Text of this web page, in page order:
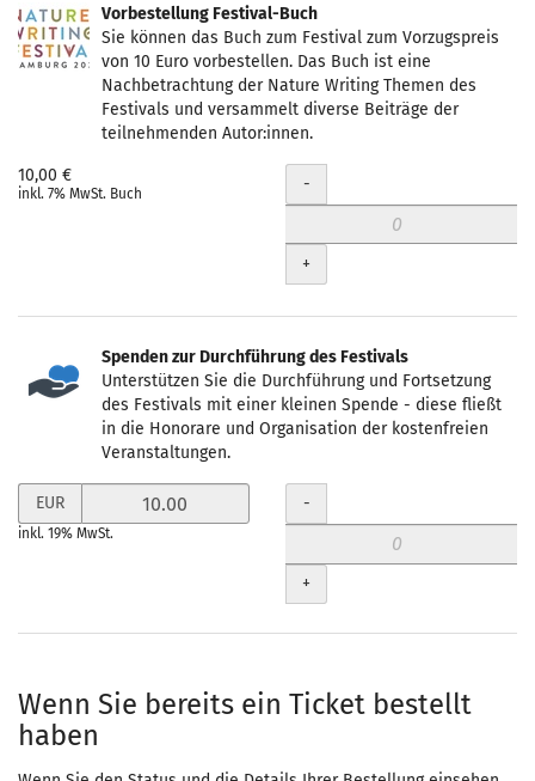
Vorbestellung Festival-Buch
Sie können das Buch zum Festival zum Vorzugspreis
von 10 Euro vorbestellen. Das Buch ist eine
Nachbetrachtung der Nature Writing Themen des
Festivals und versammelt diverse Beiträge der
teilnehmenden Autor:innen.
10,00 €
inkl. 7% MwSt. Buch Menge
-
+
Spenden zur Durchführung des Festivals
Unterstützen Sie die Durchführung und Fortsetzung
des Festivals mit einer kleinen Spende - diese fließt
in die Honorare und Organisation der kostenfreien
Veranstaltungen.
Preis
in
EUR
Durchführung
setzen
EUR
inkl. 19% MwSt.
Menge
-
+
Wenn Sie bereits ein Ticket bestellt
haben